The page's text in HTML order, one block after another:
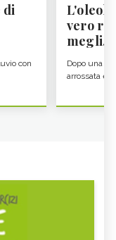
di
con
vero re
megli...
Dopo una
arrossata e